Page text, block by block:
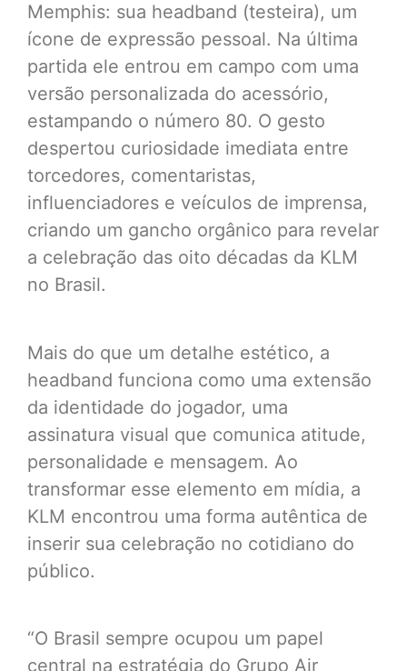
Memphis: sua headband (testeira), um
ícone de expressão pessoal. Na última
partida ele entrou em campo com uma
versão personalizada do acessório,
estampando o número 80. O gesto
despertou curiosidade imediata entre
torcedores, comentaristas,
influenciadores e veículos de imprensa,
criando um gancho orgânico para revelar
a celebração das oito décadas da KLM
no Brasil.
Mais do que um detalhe estético, a
headband funciona como uma extensão
da identidade do jogador, uma
assinatura visual que comunica atitude,
personalidade e mensagem. Ao
transformar esse elemento em mídia, a
KLM encontrou uma forma autêntica de
inserir sua celebração no cotidiano do
público.
“O Brasil sempre ocupou um papel
central na estratégia do Grupo Air